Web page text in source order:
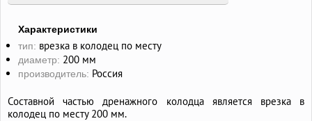
Характеристики
тип: врезка в колодец по месту
диаметр: 200 мм
производитель: Россия
Составной частью дренажного колодца является врезка в
колодец по месту 200 мм.